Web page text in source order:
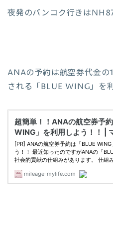
夜発のバンコク行きは
ANAの予約は航空券代金
される「BLUE WING」を